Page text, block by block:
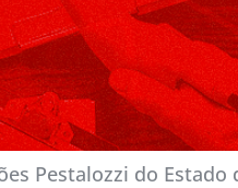
Pestalozzi do Estado